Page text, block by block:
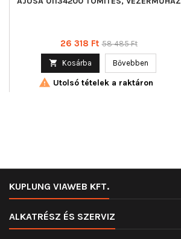
Ár
26 318 Ft Normál
58 485 Ft
 Kosárba Bővebben
 Utolsó tételek a raktáron
KUPLUNG VIAWEB KFT.
ALKATRÉSZ ÉS SZERVIZ